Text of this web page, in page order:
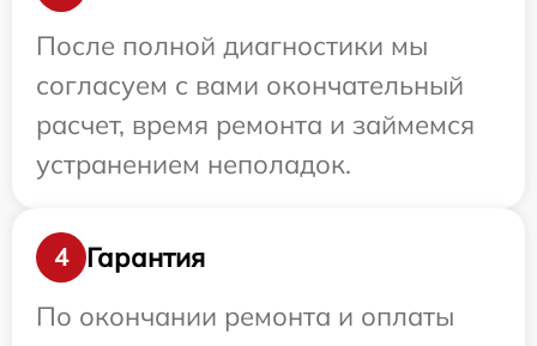
После полной диагностики мы
согласуем с вами окончательный
расчет, время ремонта и займемся
устранением неполадок.
4
Гарантия
По окончании ремонта и оплаты